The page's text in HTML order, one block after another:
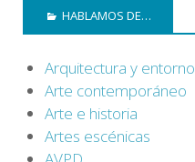
HABLAMOS DE…
Arquitectura y entorno
Arte contemporáneo
Arte e historia
Artes escénicas